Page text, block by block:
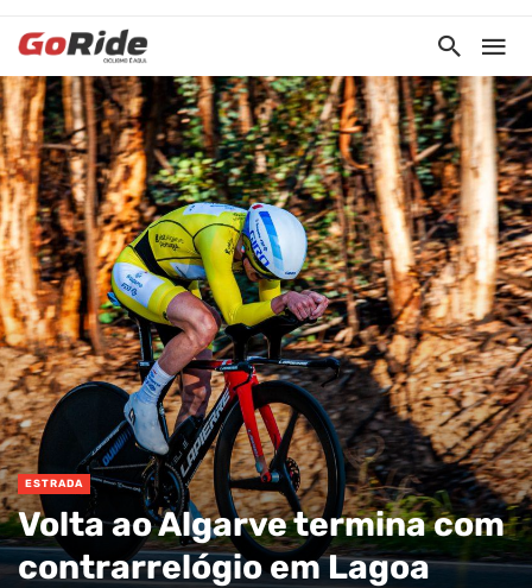
ESTRADA
Volta ao Algarve termina com
contrarrelógio em Lagoa